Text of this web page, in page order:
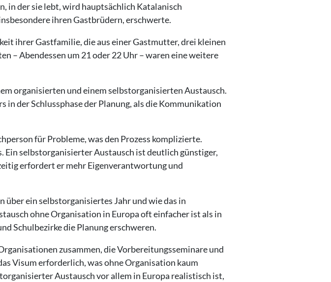
in der sie lebt, wird hauptsächlich Katalanisch
ihren Gastbrüdern, erschwerte.
ihrer Gastfamilie, die aus einer Gastmutter, drei kleinen
– Abendessen um 21 oder 22 Uhr – waren eine weitere
organisierten und einem selbstorganisierten Austausch.
der Schlussphase der Planung, als die Kommunikation
für Probleme, was den Prozess komplizierte.
selbstorganisierter Austausch ist deutlich günstiger,
erfordert er mehr Eigenverantwortung und
ein selbstorganisiertes Jahr und wie das in
ohne Organisation in Europa oft einfacher ist als in
Schulbezirke die Planung erschweren.
zusammen, die Vorbereitungsseminare und
Visum erforderlich, was ohne Organisation kaum
Austausch vor allem in Europa realistisch ist,